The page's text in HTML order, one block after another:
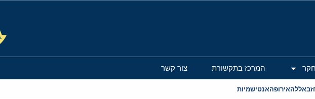
המרכז בתקשורת צור קשר
אירופהאנטישמיות